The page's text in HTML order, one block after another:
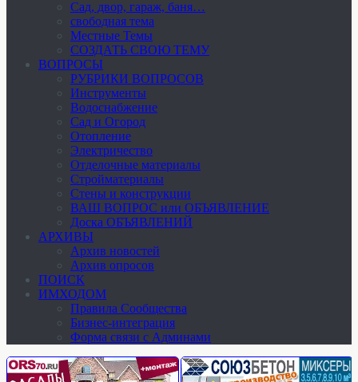
Cад, двор, гараж, баня…
свободная тема
Местные Темы
СОЗДАТЬ СВОЮ ТЕМУ
ВОПРОСЫ
РУБРИКИ ВОПРОСОВ
Инструменты
Водоснабжение
Сад и Огород
Отопление
Электричество
Отделочные материалы
Стройматериалы
Стены и конструкции
ВАШ ВОПРОС или ОБЪЯВЛЕНИЕ
Доска ОБЪЯВЛЕНИЙ
АРХИВЫ
Архив новостей
Архив опросов
ПОИСК
ИМХОДОМ
Правила Сообщества
Бизнес-интеграция
Форма связи с Админами